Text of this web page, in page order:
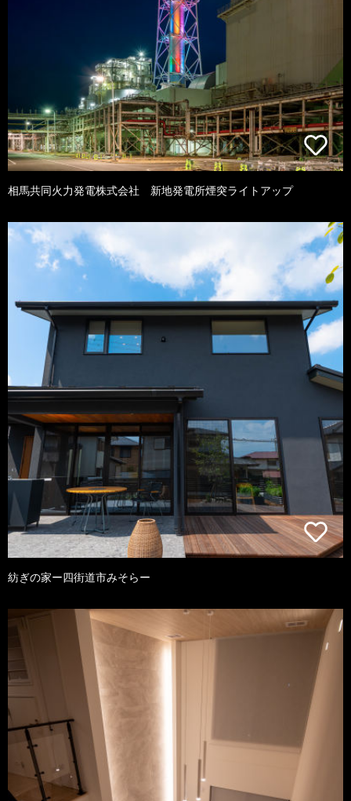
相馬共同火力発電株式会社 新地発電所煙突ライトアップ
紡ぎの家ー四街道市みそらー